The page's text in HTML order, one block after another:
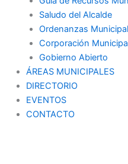
Saludo del Alcalde
Ordenanzas
Corporación
Gobierno Abierto
ÁREAS MUNICIPALES
DIRECTORIO
EVENTOS
CONTACTO